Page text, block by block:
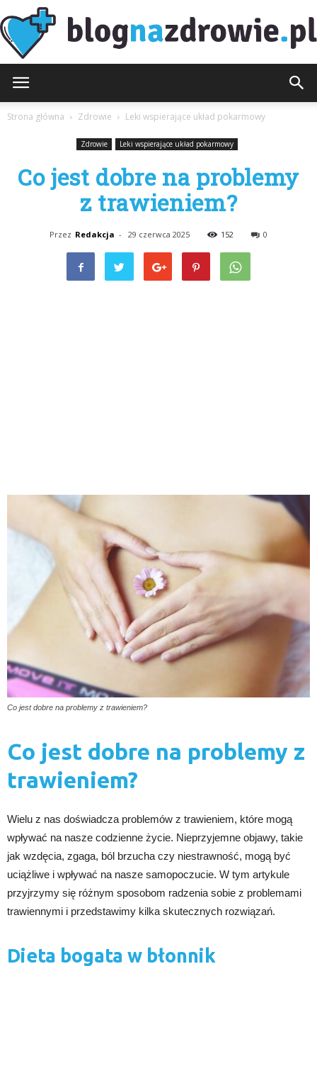
Strona główna Zdrowie Leki wspierające układ pokarmowy
Zdrowie Leki wspierające układ pokarmowy
Co jest dobre na problemy
z trawieniem?
Przez Redakcja - 29 czerwca 2025 152 0
Co jest dobre na problemy z trawieniem?
Co jest dobre na problemy z
trawieniem?
Wielu z nas doświadcza problemów z trawieniem, które mogą
wpływać na nasze codzienne życie. Nieprzyjemne objawy, takie
jak wzdęcia, zgaga, ból brzucha czy niestrawność, mogą być
uciążliwe i wpływać na nasze samopoczucie. W tym artykule
przyjrzymy się różnym sposobom radzenia sobie z problemami
trawiennymi i przedstawimy kilka skutecznych rozwiązań.
Dieta bogata w błonnik